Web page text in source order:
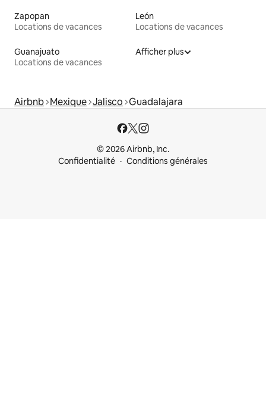
Zapopan
Locations de vacances
León
Locations de vacances
Guanajuato
Locations de vacances
Afficher plus
Airbnb Mexique Jalisco Guadalajara
© 2026 Airbnb, Inc.
Confidentialité
Conditions générales